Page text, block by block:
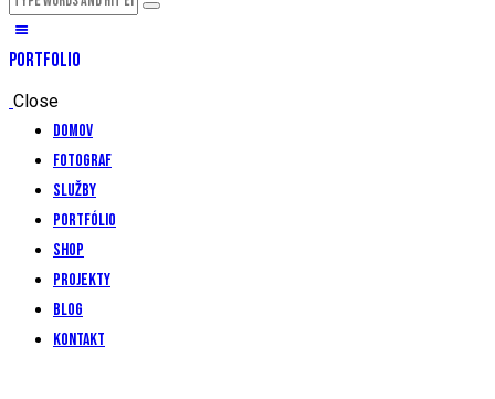
PORTFOLIO
Close
Domov
Fotograf
Služby
Portfólio
Shop
Projekty
Blog
Kontakt